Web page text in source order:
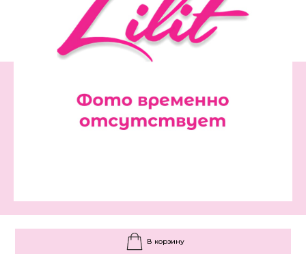
В корзину